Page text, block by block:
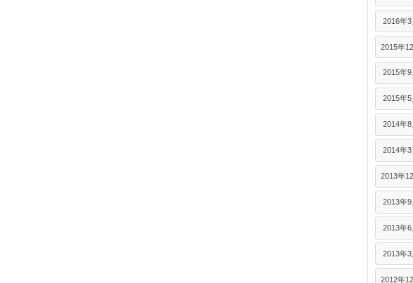
2016年3
2015年
2015年9
2015年5
2014年8
2014年3
2013年
2013年9
2013年6
2013年3
2012年